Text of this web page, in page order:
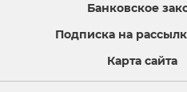
Банковское
Подписка на
Карта сайта